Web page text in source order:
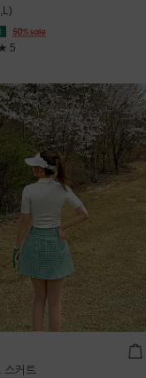
5
스커트